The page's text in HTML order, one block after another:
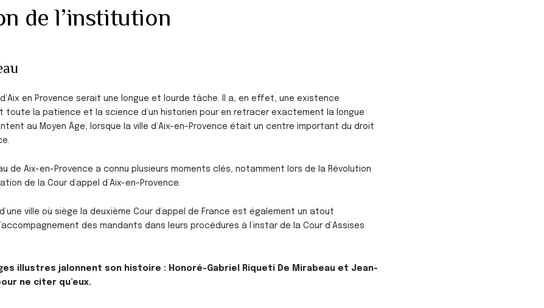
de l’institution
d’Aix en Provence serait une longue et lourde tâche. Il a, en effet, une existence
toute la patience et la science d’un historien pour en retracer exactement la longue
au Moyen Âge, lorsque la ville d’Aix-en-Provence était un centre important du droit
de Aix-en-Provence a connu plusieurs moments clés, notamment lors de la Révolution
de la Cour d’appel d’Aix-en-Provence.
ville où siège la deuxième Cour d’appel de France est également un atout
des mandants dans leurs procédures à l’instar de la Cour d’Assises
illustres jalonnent son histoire : Honoré-Gabriel Riqueti De Mirabeau et Jean-
ne citer qu’eux.